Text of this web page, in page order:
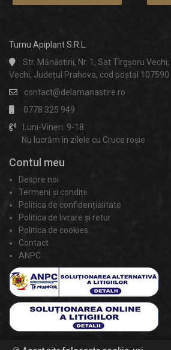
Turnu Apiplant S.R.L.
Str. Mănăstirii, Nr. 1, Sat Tîrgșoru
Vechi, Județul Prahova, cod poștal 107590
contact@delamanastire.ro
0778 325 949
Luni-Vineri: 9-18
Nu lucrăm în zilele cu Cruce roșie
Contul meu
Despre noi
Termeni și condiții
Politica de confidențialitate
Politica de livrare și retur
Politica de cookies
Contact
ANPC